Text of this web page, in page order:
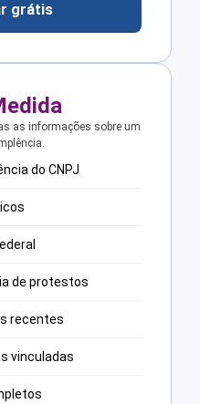
grátis
as informações sobre um
do CNPJ
de protestos
recentes
vinculadas